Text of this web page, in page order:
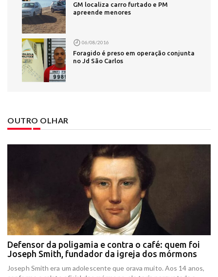
GM localiza carro furtado e PM
apreende menores
06/08/2016
Foragido é preso em operação conjunta
no Jd São Carlos
OUTRO OLHAR
Defensor da poligamia e contra o café: quem foi
Joseph Smith, fundador da igreja dos mórmons
Joseph Smith era um adolescente que orava muito. Aos 14 anos,